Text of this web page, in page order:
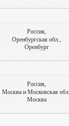
Россия,
Оренбургская обл.,
Оренбург
Россия,
Москва и Московская обл.,
Москва